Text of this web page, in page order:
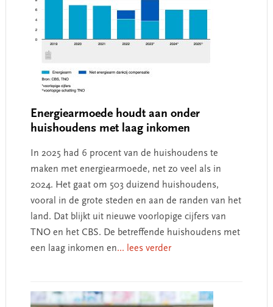
Energiearmoede houdt aan onder
huishoudens met laag inkomen
In 2025 had 6 procent van de huishoudens te
maken met energiearmoede, net zo veel als in
2024. Het gaat om 503 duizend huishoudens,
vooral in de grote steden en aan de randen van het
land. Dat blijkt uit nieuwe voorlopige cijfers van
TNO en het CBS. De betreffende huishoudens met
een laag inkomen en... lees verder